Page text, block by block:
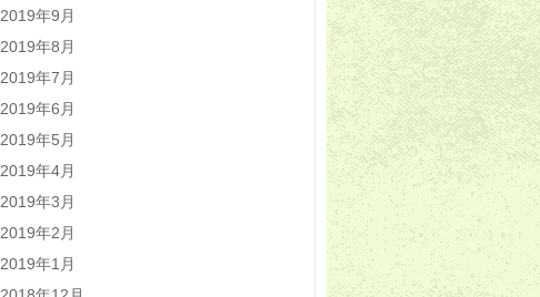
2019年9月
2019年8月
2019年7月
2019年6月
2019年5月
2019年4月
2019年3月
2019年2月
2019年1月